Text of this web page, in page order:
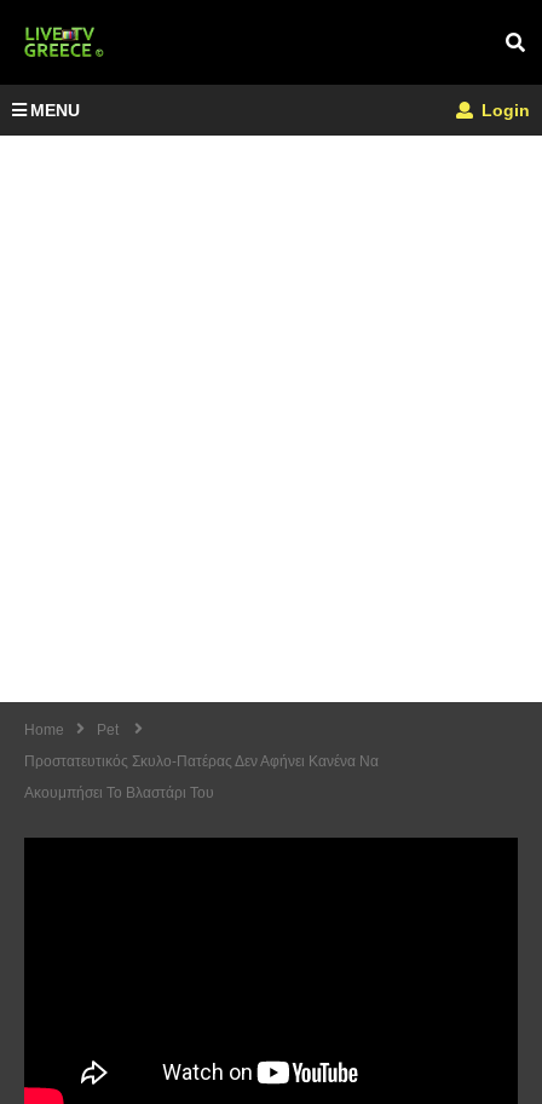
MENU Login
Home
Pet
Προστατευτικός Σκυλο-Πατέρας Δεν Αφήνει Κανένα Να
Ακουμπήσει Το Βλαστάρι Του